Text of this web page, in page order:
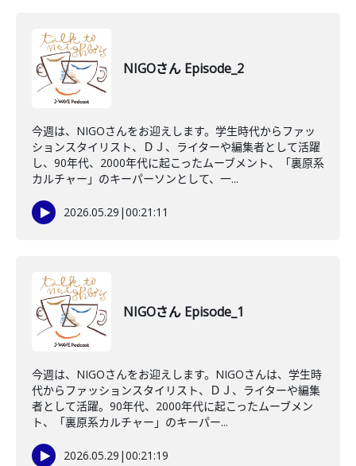
NIGOさん Episode_2
今週は、NIGOさんをお迎えします。学生時代からファッ
ションスタイリスト、ＤＪ、ライターや編集者として活躍
し、90年代、2000年代に起こったムーブメント、「裏原系
カルチャー」のキーパーソンとして、一...
2026.05.29 |00:21:11
NIGOさん Episode_1
今週は、NIGOさんをお迎えします。NIGOさんは、学生時
代からファッションスタイリスト、ＤＪ、ライターや編集
者として活躍。90年代、2000年代に起こったムーブメン
ト、「裏原系カルチャー」のキーパー...
2026.05.29 |00:21:19